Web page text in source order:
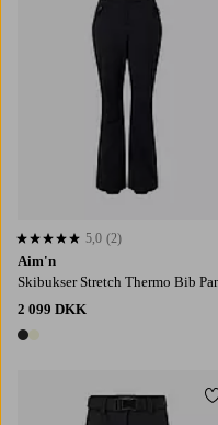
Aim'n
Skibukser Stretch Thermo Bib
2 099 DKK
2 farver
5,0 baseret på 2 bedømmelser
5,0 (2)